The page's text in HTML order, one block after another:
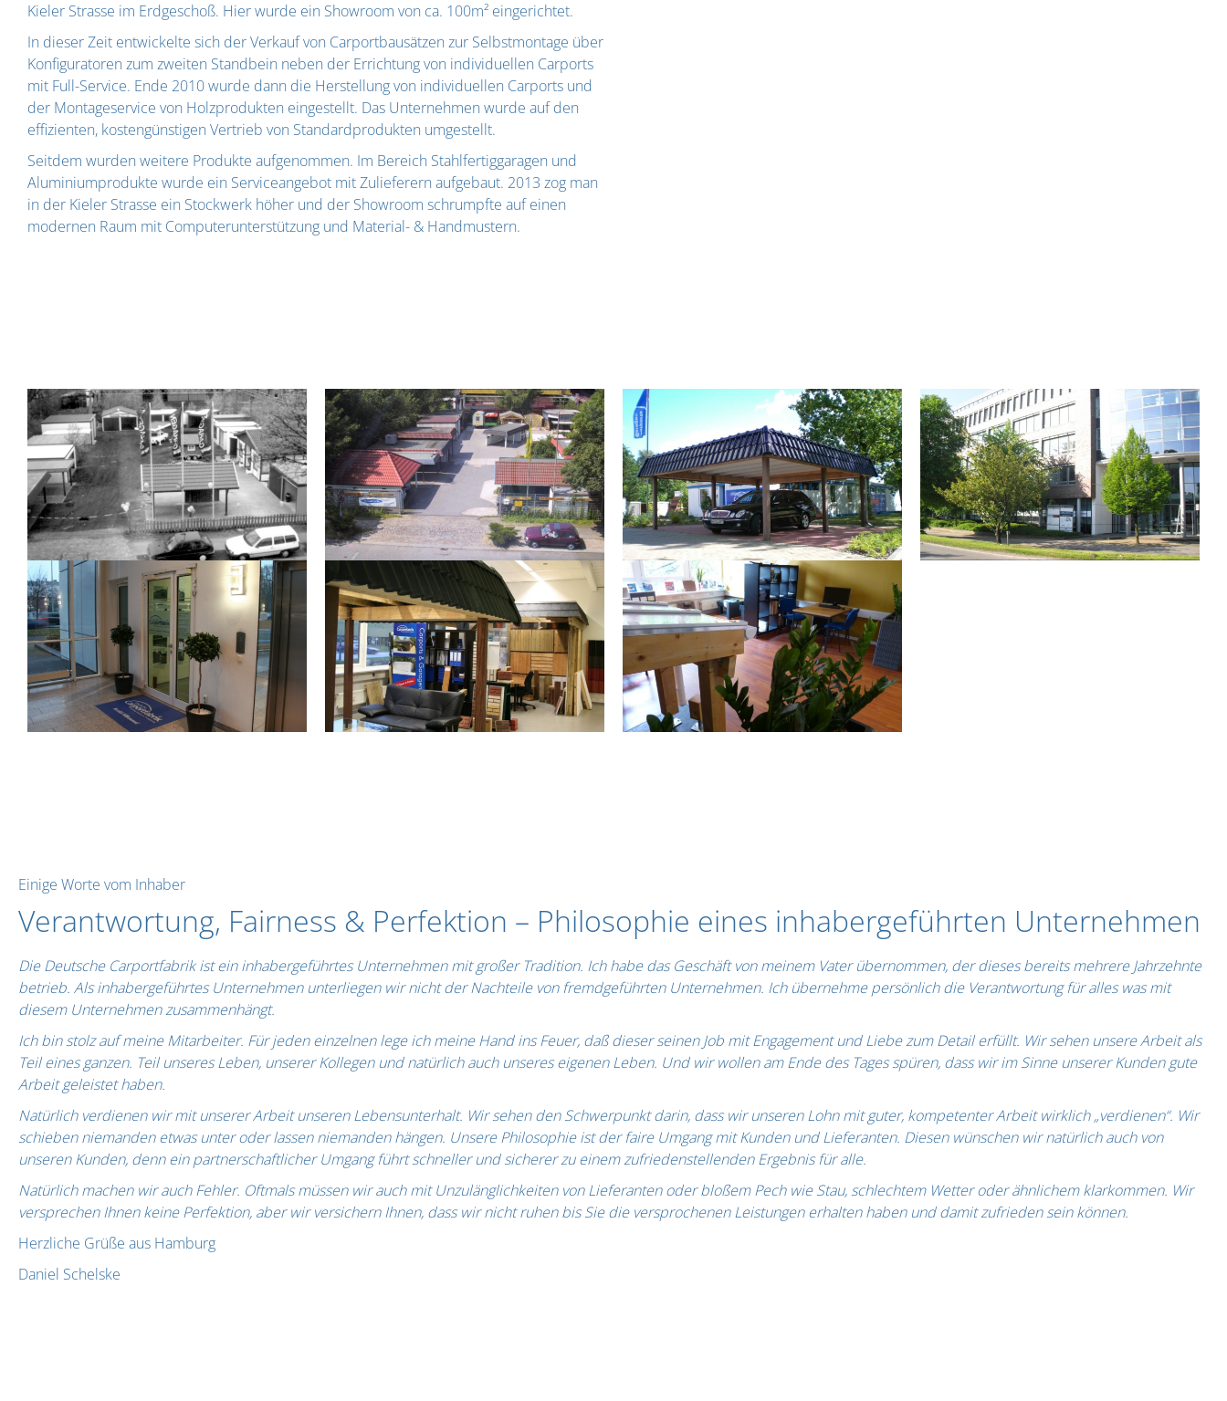
Kieler Strasse im Erdgeschoß. Hier wurde ein Showroom von ca. 100m² eingerichtet.
In dieser Zeit entwickelte sich der Verkauf von Carportbausätzen zur Selbstmontage über
Konfiguratoren zum zweiten Standbein neben der Errichtung von individuellen Carports
mit Full-Service. Ende 2010 wurde dann die Herstellung von individuellen Carports und
der Montageservice von Holzprodukten eingestellt. Das Unternehmen wurde auf den
effizienten, kostengünstigen Vertrieb von Standardprodukten umgestellt.
Seitdem wurden weitere Produkte aufgenommen. Im Bereich Stahlfertiggaragen und
Aluminiumprodukte wurde ein Serviceangebot mit Zulieferern aufgebaut. 2013 zog man
in der Kieler Strasse ein Stockwerk höher und der Showroom schrumpfte auf einen
modernen Raum mit Computerunterstützung und Material- & Handmustern.
Einige Worte vom Inhaber
Verantwortung, Fairness & Perfektion – Philosophie eines inhabergeführten Unternehmen
Die Deutsche Carportfabrik ist ein inhabergeführtes Unternehmen mit großer Tradition. Ich habe das Geschäft von meinem Vater übernommen, der dieses bereits mehrere Jahrzehnte
betrieb. Als inhabergeführtes Unternehmen unterliegen wir nicht der Nachteile von fremdgeführten Unternehmen. Ich übernehme persönlich die Verantwortung für alles was mit
diesem Unternehmen zusammenhängt.
Ich bin stolz auf meine Mitarbeiter. Für jeden einzelnen lege ich meine Hand ins Feuer, daß dieser seinen Job mit Engagement und Liebe zum Detail erfüllt. Wir sehen unsere Arbeit als
Teil eines ganzen. Teil unseres Leben, unserer Kollegen und natürlich auch unseres eigenen Leben. Und wir wollen am Ende des Tages spüren, dass wir im Sinne unserer Kunden gute
Arbeit geleistet haben.
Natürlich verdienen wir mit unserer Arbeit unseren Lebensunterhalt. Wir sehen den Schwerpunkt darin, dass wir unseren Lohn mit guter, kompetenter Arbeit wirklich „verdienen“. Wir
schieben niemanden etwas unter oder lassen niemanden hängen. Unsere Philosophie ist der faire Umgang mit Kunden und Lieferanten. Diesen wünschen wir natürlich auch von
unseren Kunden, denn ein partnerschaftlicher Umgang führt schneller und sicherer zu einem zufriedenstellenden Ergebnis für alle.
Natürlich machen wir auch Fehler. Oftmals müssen wir auch mit Unzulänglichkeiten von Lieferanten oder bloßem Pech wie Stau, schlechtem Wetter oder ähnlichem klarkommen. Wir
versprechen Ihnen keine Perfektion, aber wir versichern Ihnen, dass wir nicht ruhen bis Sie die versprochenen Leistungen erhalten haben und damit zufrieden sein können.
Herzliche Grüße aus Hamburg
Daniel Schelske